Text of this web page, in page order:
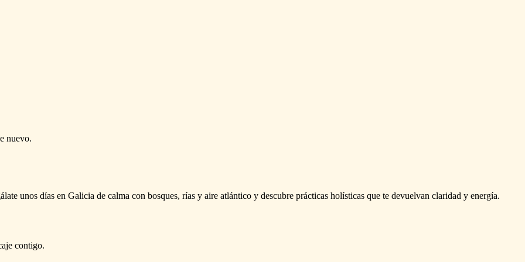
nuevo.
unos días en Galicia de calma con bosques, rías y aire atlántico y descubre prácticas holísticas que te devuelvan claridad y energía.
contigo.